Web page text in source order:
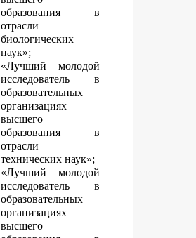
образования в
отрасли
биологических
наук»;
«Лучший молодой
исследователь в
образовательных
организациях
высшего
образования в
отрасли
технических наук»;
«Лучший молодой
исследователь в
образовательных
организациях
высшего